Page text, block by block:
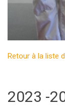
Retour à la liste
2023 -